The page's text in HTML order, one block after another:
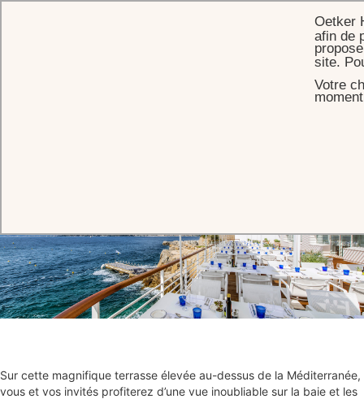
TERRASSE ILES DE LÉRINS
Sur cette magnifique terrasse élevée au-dessus de la Méditerranée,
vous et vos invités profiterez d’une vue inoubliable sur la baie et les
Oetker
afin de
site.
Votre